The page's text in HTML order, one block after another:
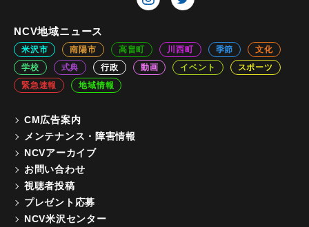
NCV地域ニュース
米沢市 南陽市 高畠町 川西町 季節
文化
学校
式典 行政 動画 イベント
スポーツ
緊急速報
地域情報
CM広告案内
メンテナンス・障害情報
NCVアーカイブ
お問い合わせ
視聴者投稿
プレゼント応募
NCV米沢センター